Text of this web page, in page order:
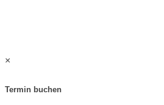
×
Termin buchen